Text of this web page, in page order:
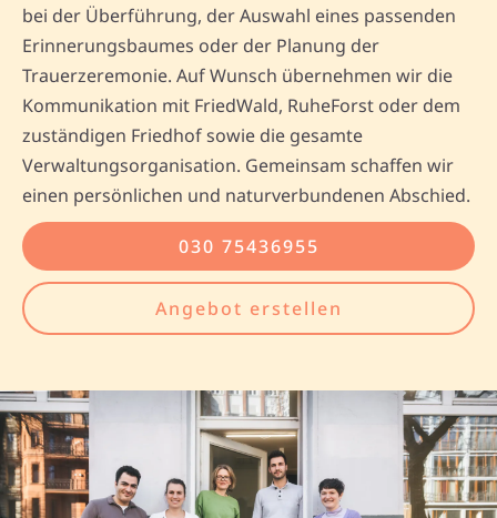
bei der Überführung, der Auswahl eines passenden
Erinnerungsbaumes oder der Planung der
Trauerzeremonie. Auf Wunsch übernehmen wir die
Kommunikation mit FriedWald, RuheForst oder dem
zuständigen Friedhof sowie die gesamte
Verwaltungsorganisation. Gemeinsam schaffen wir
einen persönlichen und naturverbundenen Abschied.
030 75436955
Angebot erstellen